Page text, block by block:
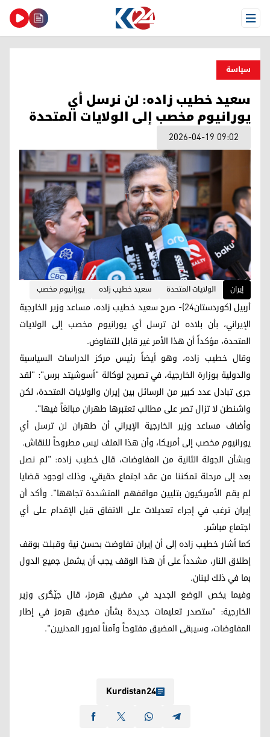
Open Menu
سیاسة
سعيد خطيب زاده: لن نرسل أي
يورانيوم مخصب إلى الولايات المتحدة
2026-04-19 09:02
إيران الولايات المتحدة سعيد خطيب زاده يورانيوم مخصب
أربيل (كوردستان24)- صرح سعيد خطيب زاده، مساعد وزير الخارجية
الإيراني، بأن بلاده لن ترسل أي يورانيوم مخصب إلى الولايات
المتحدة، مؤكداً أن هذا الأمر غير قابل للتفاوض.
وقال خطيب زاده، وهو أيضاً رئيس مركز الدراسات السياسية
والدولية بوزارة الخارجية، في تصريح لوكالة "أسوشيتد برس": "لقد
جرى تبادل عدد كبير من الرسائل بين إيران والولايات المتحدة، لكن
واشنطن لا تزال تصر على مطالب تعتبرها طهران مبالغاً فيها".
وأضاف مساعد وزير الخارجية الإيراني أن طهران لن ترسل أي
يورانيوم مخصب إلى أمريكا، وأن هذا الملف ليس مطروحاً للنقاش.
وبشأن الجولة الثانية من المفاوضات، قال خطيب زاده: "لم نصل
بعد إلى مرحلة تمكننا من عقد اجتماع حقيقي، وذلك لوجود قضايا
لم يقم الأمريكيون بتليين مواقفهم المتشددة تجاهها". وأكد أن
إيران ترغب في إجراء تعديلات على الاتفاق قبل الإقدام على أي
اجتماع مباشر.
كما أشار خطيب زاده إلى أن إيران تفاوضت بحسن نية وقبلت بوقف
إطلاق النار، مشدداً على أن هذا الوقف يجب أن يشمل جميع الدول
بما في ذلك لبنان.
وفيما يخص الوضع الجديد في مضيق هرمز، قال جێگری وزير
الخارجية: "ستصدر تعليمات جديدة بشأن مضيق هرمز في إطار
المفاوضات، وسيبقى المضيق مفتوحاً وآمناً لمرور المدنيين".
Kurdistan24